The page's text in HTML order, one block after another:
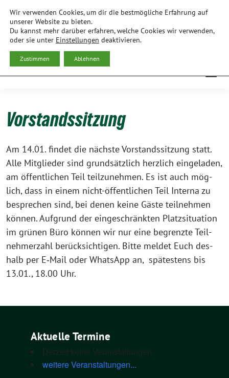
zum
Inhalt
BÜNDNIS 90/DIE GRÜNEN
ORTSVERBAND FREISING
Vorstandssitzung
Am 14.01. fin­det die nächs­te Vor­stands­sit­zung statt.
Alle Mit­glie­der sind grund­sätz­lich herz­lich ein­ge­la­den,
am öffent­li­chen Teil teil­zu­neh­men. Es ist auch mög­
lich, dass in einem nicht-öffent­li­chen Teil Inter­na zu
bespre­chen sind, bei denen kei­ne Gäs­te teil­neh­men
kön­nen. Auf­grund der ein­ge­schränk­ten Platz­si­tua­ti­on
im grü­nen Büro kön­nen wir nur eine begrenz­te Teil­
neh­mer­zahl berück­sich­ti­gen. Bit­te mel­det Euch des­
halb per E‑Mail oder Whats­App an, spä­tes­tens bis
13.01., 18.00 Uhr.
Aktuelle Termine
Derzeit keine Veranstaltungen
weitere Veranstaltungen...
Wir verwenden Cookies, um dir die bestmögliche Erfahrung auf
unserer Website zu bieten.
Du kannst mehr darüber erfahren, welche Cookies wir verwenden,
oder sie unter Einstellungen deaktivieren.
Zustimmen Ablehnen